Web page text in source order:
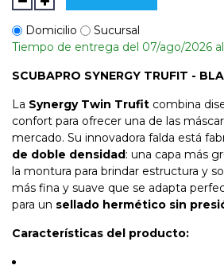
Domicilio
Sucursal
Tiempo de entrega del 07/ago/2026
SCUBAPRO SYNERGY TRUFIT -
La Synergy Twin Trufit combina
confort para ofrecer una de las
mercado. Su innovadora falda está
de doble densidad: una capa más
la montura para brindar estructura y
más fina y suave que se adapta
para un sellado hermético sin
Características del producto: